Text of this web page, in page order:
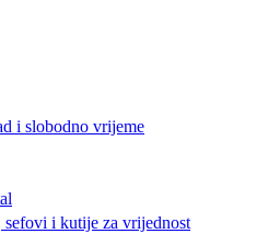
i slobodno vrijeme
sefovi i kutije za vrijednost